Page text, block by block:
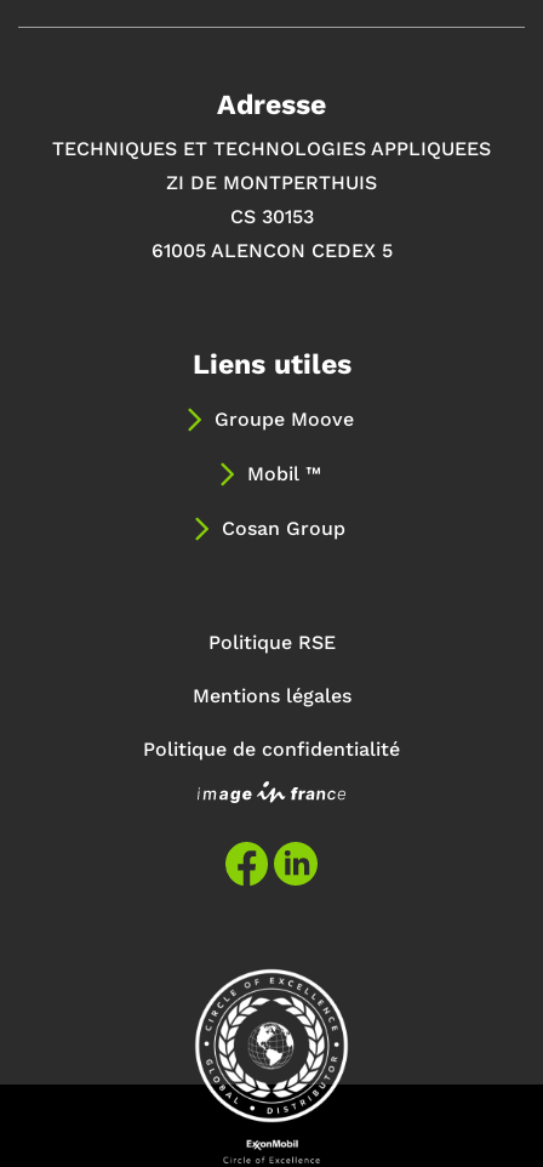
Adresse
TECHNIQUES ET TECHNOLOGIES APPLIQUEES
ZI DE MONTPERTHUIS
CS 30153
61005 ALENCON CEDEX 5
Liens utiles
Groupe Moove
Mobil ™
Cosan Group
Politique RSE
Mentions légales
Politique de confidentialité